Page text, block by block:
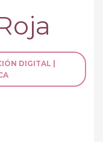
DIGITAL |